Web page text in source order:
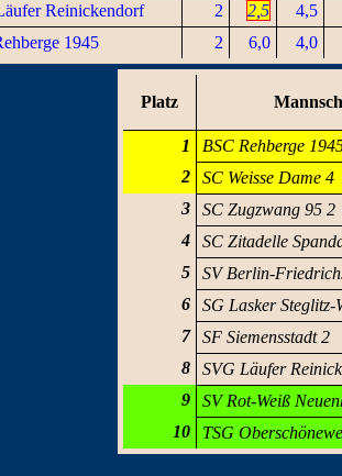
Reinickendorf 2 2,5
4,5
1945 2 6,0 4,0
Platz
1
BSC Rehberge
2
SC Weisse Dame 4
3
SC Zugzwang 95 2
4
SC Zitadelle
5
SV Berlin-
6
SG Lasker
7
SF Siemensstadt 2
8
SVG Läufer
9
SV Rot-Weiß
10
TSG